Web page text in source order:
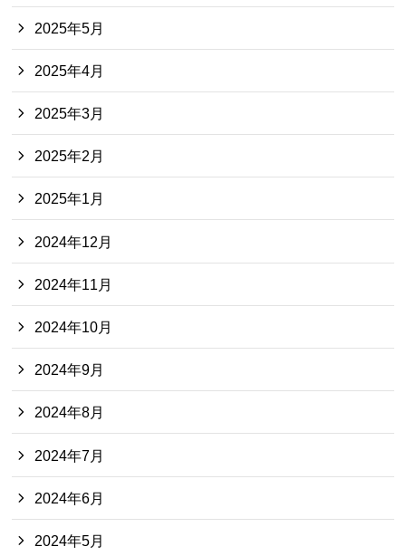
2025年5月
2025年4月
2025年3月
2025年2月
2025年1月
2024年12月
2024年11月
2024年10月
2024年9月
2024年8月
2024年7月
2024年6月
2024年5月